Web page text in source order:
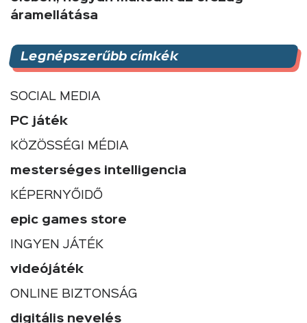
áramellátása
Legnépszerűbb címkék
SOCIAL MEDIA
PC játék
KÖZÖSSÉGI MÉDIA
mesterséges intelligencia
KÉPERNYŐIDŐ
epic games store
INGYEN JÁTÉK
videójáték
ONLINE BIZTONSÁG
digitális nevelés